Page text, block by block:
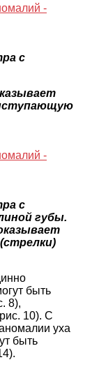
с
с
губы.
быть
8),
10). С
уха
быть